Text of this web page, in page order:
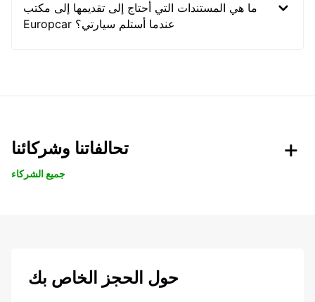
ما هي المستندات التي أحتاج إلى تقديمها إلى مكتب
Europcar عندما أستلم سيارتي؟
تحالفاتنا وشركائنا
جميع الشركاء
حول الحجز الخاص بك